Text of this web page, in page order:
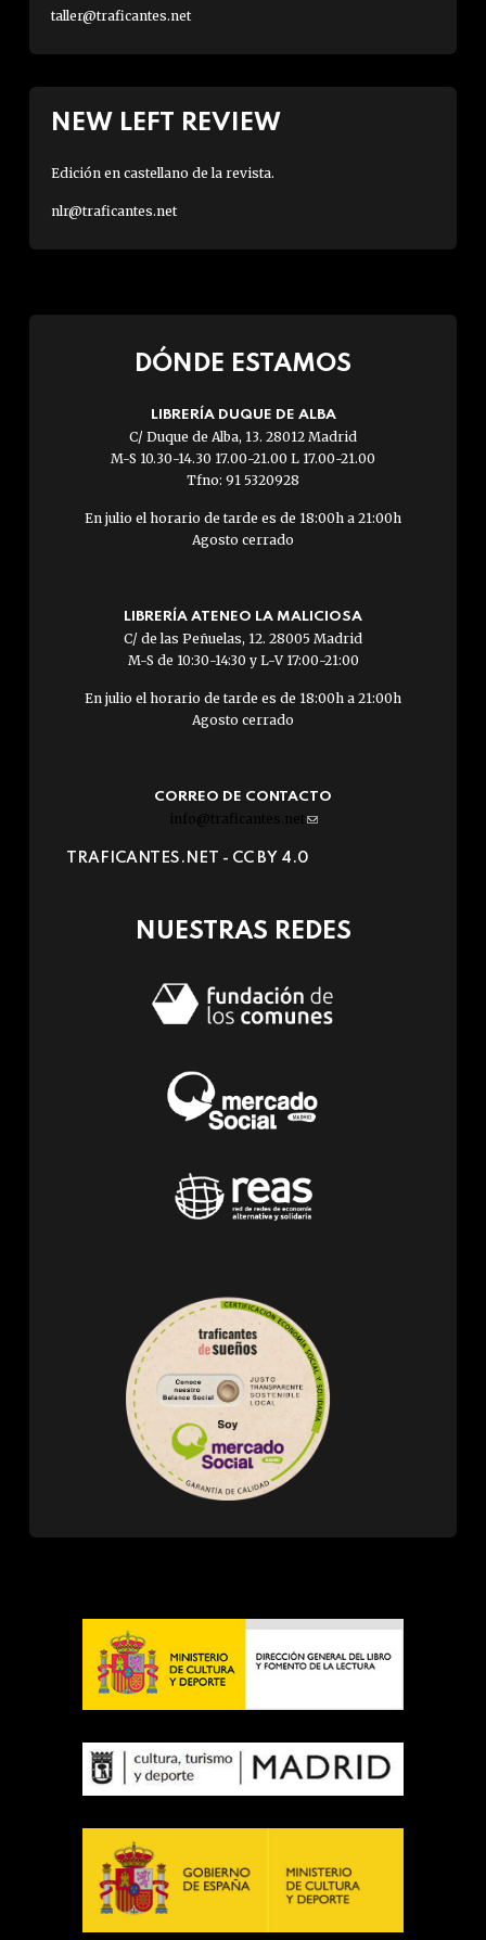
taller@traficantes.net
NEW LEFT REVIEW
Edición en castellano de la revista.
nlr@traficantes.net
DÓNDE ESTAMOS
LIBRERÍA DUQUE DE ALBA
C/ Duque de Alba, 13. 28012 Madrid
M-S 10.30-14.30 17.00-21.00 L 17.00-21.00
Tfno: 91 5320928
En julio el horario de tarde es de 18:00h a 21:00h
Agosto cerrado
LIBRERÍA ATENEO LA MALICIOSA
C/ de las Peñuelas, 12. 28005 Madrid
M-S de 10:30-14:30 y L-V 17:00-21:00
En julio el horario de tarde es de 18:00h a 21:00h
Agosto cerrado
CORREO DE CONTACTO
info@traficantes.net (link
e-
TRAFICANTES.NET - CC BY 4.0
NUESTRAS REDES